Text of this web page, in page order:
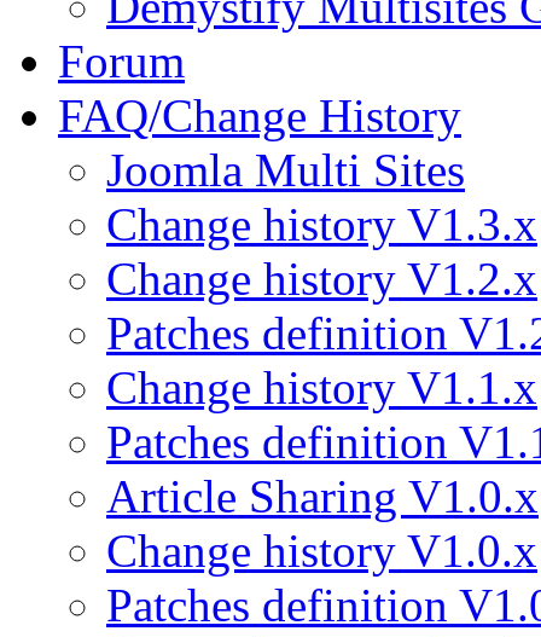
Forum
FAQ/Change History
Joomla Multi Sites
Change history V1.3.x
Change history V1.2.x
Patches definition
Change history V1.1.x
Patches definition
Article Sharing V1.0.x
Change history V1.0.x
Patches definition